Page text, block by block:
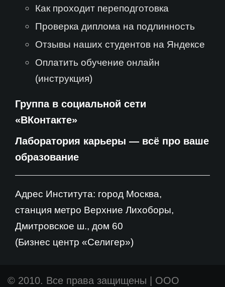
Как проходит переподготовка
Проверка диплома на подлинность
Отзывы наших студентов на Яндексе
Оплатить обучение онлайн
(инструкция)
Группа в социальной сети
«ВКонтакте»
Лаборатория карьеры — всё про ваше
образование
Адрес Института: город Москва,
станция метро Верхние Лихоборы,
Дмитровское ш., дом 60
(Бизнес центр «Селигер»)
© 2010. Все права защищены
ООО